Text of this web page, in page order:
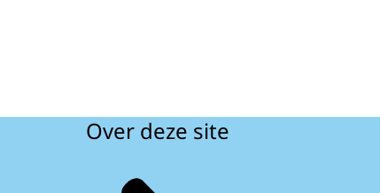
Over deze site